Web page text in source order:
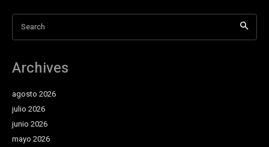
Search
Archives
agosto 2026
julio 2026
junio 2026
mayo 2026